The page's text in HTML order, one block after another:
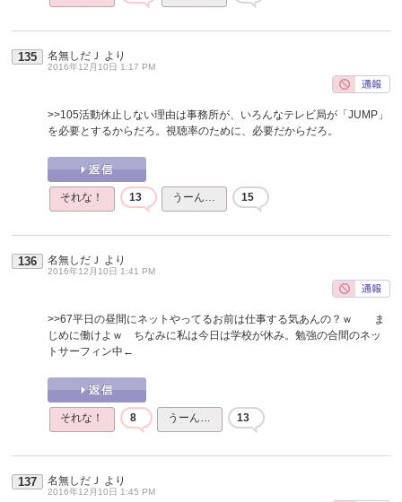
135 名無しだＪ より
2016年12月10日 1:17 PM
>>105活動休止しない理由は事務所が、いろんなテレビ局が「JUMP」
を必要とするからだろ。視聴率のために、必要だからだろ。
それな！ 13 うーん… 15
136 名無しだＪ より
2016年12月10日 1:41 PM
>>67平日の昼間にネットやってるお前は仕事する気あんの？ｗ ま
じめに働けよｗ ちなみに私は今日は学校が休み。勉強の合間のネッ
トサーフィン中←
それな！ 8 うーん… 13
137 名無しだＪ より
2016年12月10日 1:45 PM